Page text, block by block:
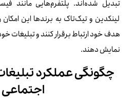
تبدیل شده‌اند. پلتفرم‌هایی مانند
لینکدین و تیک‌تاک به برندها این
هدف خود ارتباط برقرار کنند و تبلیغات
نمایش دهند.
چگونگی عملکرد
اجتماعی